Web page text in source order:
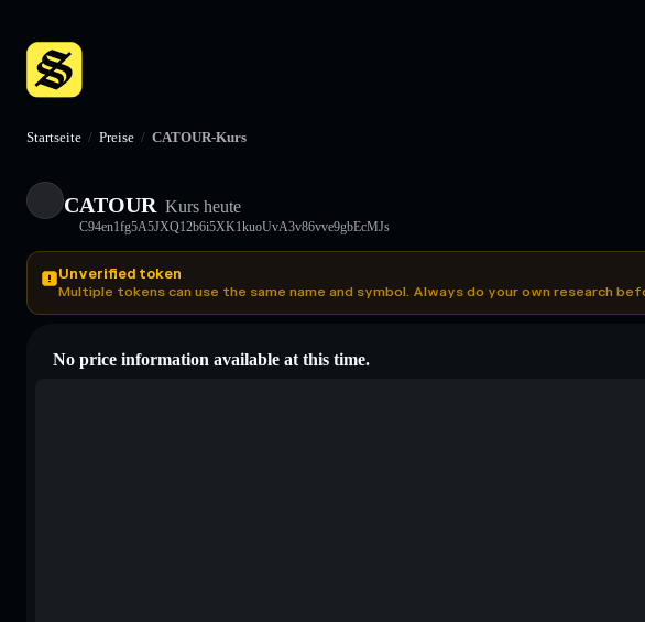
Startseite / Preise / CATOUR-Kurs
CATOUR Kurs heute
C94en1fg5A5JXQ12b6i5XK1kuoUvA3v86vve9gbEcMJs
Unverified token
Multiple tokens can use the same name and symbol. Always do your own research
No price information available at this time.